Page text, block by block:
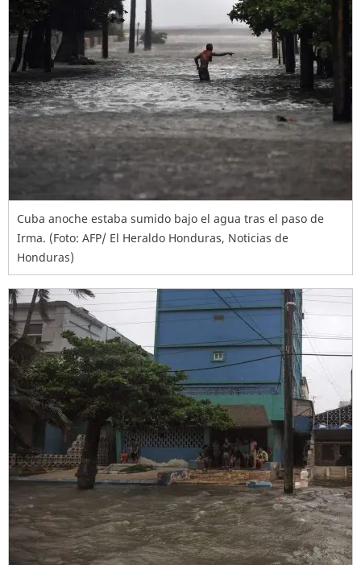
Cuba anoche estaba sumido bajo el agua tras el paso de
Irma. (Foto: AFP/ El Heraldo Honduras, Noticias de
Honduras)